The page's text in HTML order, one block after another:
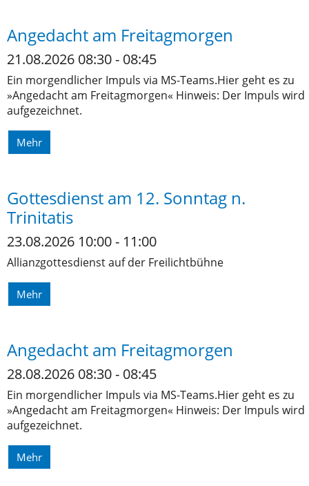
Angedacht am Freitagmorgen
21.08.2026 08:30 - 08:45
Ein morgendlicher Impuls via MS-Teams.Hier geht es zu
»Angedacht am Freitagmorgen« Hinweis: Der Impuls wird
aufgezeichnet.
Mehr
Gottesdienst am 12. Sonntag n.
Trinitatis
23.08.2026 10:00 - 11:00
Allianzgottesdienst auf der Freilichtbühne
Mehr
Angedacht am Freitagmorgen
28.08.2026 08:30 - 08:45
Ein morgendlicher Impuls via MS-Teams.Hier geht es zu
»Angedacht am Freitagmorgen« Hinweis: Der Impuls wird
aufgezeichnet.
Mehr